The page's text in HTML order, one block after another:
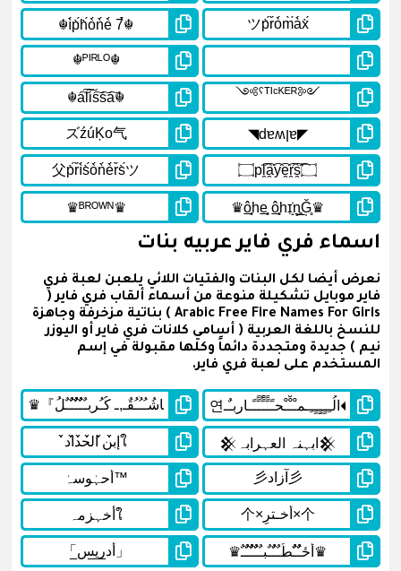
اسماء فري فاير عربيه بنات
نعرض أيضا لكل البنات والفتيات اللائي يلعبن لعبة فري
فاير موبايل تشكيلة منوعة من أسماء ألقاب فري فاير (
Arabic Free Fire Names For Girls ) بناتية مزخرفة وجاهزة
للنسخ باللغة العربية ( أسامي كلانات فري فاير أو اليوزر
نيم ) جديدة ومتجددة دائماً وكلها مقبولة في إسم
المستخدم على لعبة فري فاير.